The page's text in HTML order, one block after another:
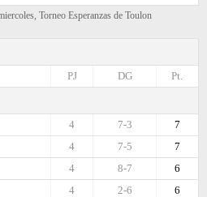
Torneo Esperanzas de Toulon
Pt.
DG
PJ
7
7-3
4
7
7-5
4
6
8-7
4
6
2-6
4